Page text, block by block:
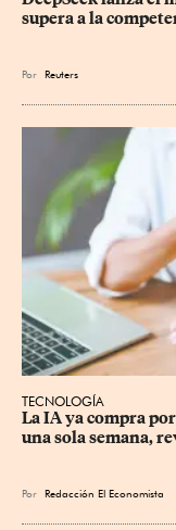
supera a la
Por Reuters
TECNOLOGÍA
La IA ya compra
una sola semana,
Por Redacción El Economista